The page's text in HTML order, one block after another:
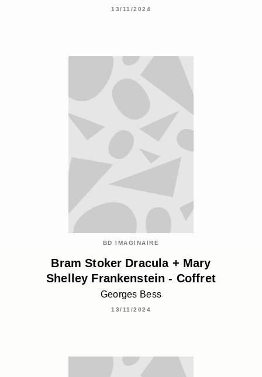
13/11/2024
BD IMAGINAIRE
Bram Stoker Dracula + Mary
Shelley Frankenstein - Coffret
Georges Bess
13/11/2024